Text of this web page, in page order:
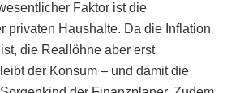
Faktor ist die
privaten Haushalte. Da die Inflation
die Reallöhne aber erst
der Konsum – und damit die